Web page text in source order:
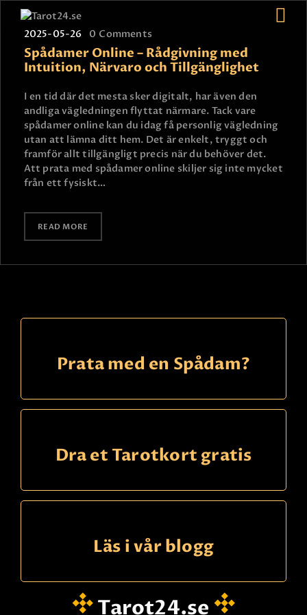
HEM
ASTROLOGI
STJÄRNTECKEN
TAROT
SPÅDAM-SIERSKA
BLOGG
JOBBA SOM SPÅDAM
BETALNING
KONTAKTA OSS
2025-05-26 0 Comments
Spådamer Online – Rådgivning med
Intuition, Närvaro och Tillgänglighet
I en tid där det mesta sker digitalt, har även den
andliga vägledningen flyttat närmare. Tack vare
spådamer online kan du idag få personlig vägledning
utan att lämna ditt hem. Det är enkelt, tryggt och
framför allt tillgängligt precis när du behöver det.
Att prata med spådamer online skiljer sig inte mycket
från ett fysiskt…
READ MORE
Prata med en Spådam?
Dra et Tarotkort gratis
Läs i vår blogg
Tarot24.se